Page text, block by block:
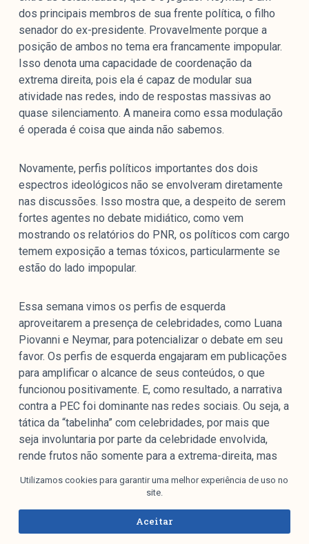
dos principais membros de sua frente política, o filho
senador do ex-presidente. Provavelmente porque a
posição de ambos no tema era francamente impopular.
Isso denota uma capacidade de coordenação da
extrema direita, pois ela é capaz de modular sua
atividade nas redes, indo de respostas massivas ao
quase silenciamento. A maneira como essa modulação
é operada é coisa que ainda não sabemos.
Novamente, perfis políticos importantes dos dois
espectros ideológicos não se envolveram diretamente
nas discussões. Isso mostra que, a despeito de serem
fortes agentes no debate midiático, como vem
mostrando os relatórios do PNR, os políticos com cargo
temem exposição a temas tóxicos, particularmente se
estão do lado impopular.
Essa semana vimos os perfis de esquerda
aproveitarem a presença de celebridades, como Luana
Piovanni e Neymar, para potencializar o debate em seu
favor. Os perfis de esquerda engajaram em publicações
para amplificar o alcance de seus conteúdos, o que
funcionou positivamente. E, como resultado, a narrativa
contra a PEC foi dominante nas redes sociais. Ou seja, a
tática da “tabelinha” com celebridades, por mais que
seja involuntaria por parte da celebridade envolvida,
rende frutos não somente para a extrema-direita, mas
Para baixar o nosso relatório,clique aqui.
Utilizamos cookies para garantir uma melhor experiência de uso no
site.
Aceitar